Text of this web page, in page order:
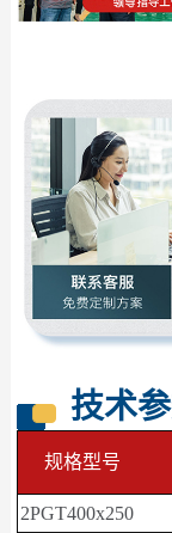
技术
规格型号
2PGT400x250